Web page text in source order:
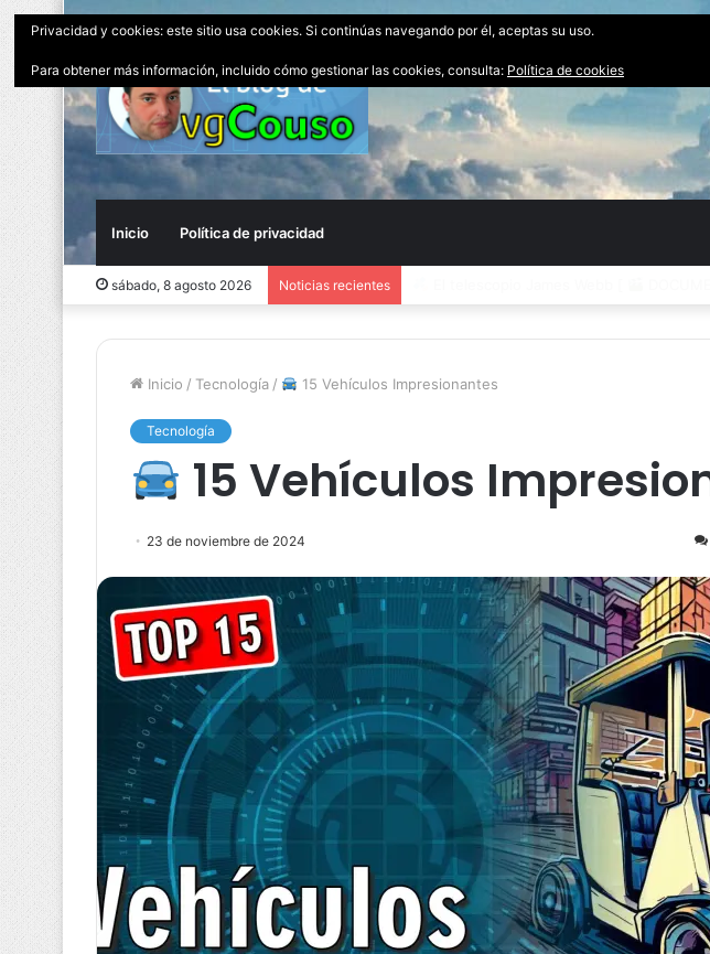
Inicio Política de privacidad
sábado, 8 agosto 2026 Noticias recientes
Inicio / Tecnología / 15 Vehículos Impresionantes
Tecnología
15 Vehículos
23 de noviembre de 2024
Privacidad y cookies: este sitio usa cookies. Si continúas navegando por él, aceptas su uso.
Para obtener más información, incluido cómo gestionar las cookies, consulta: Política de cookies